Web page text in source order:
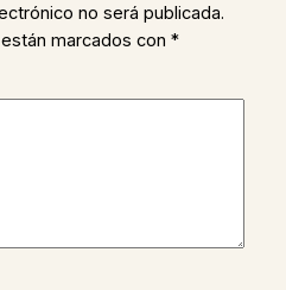
no será publicada.
marcados con *